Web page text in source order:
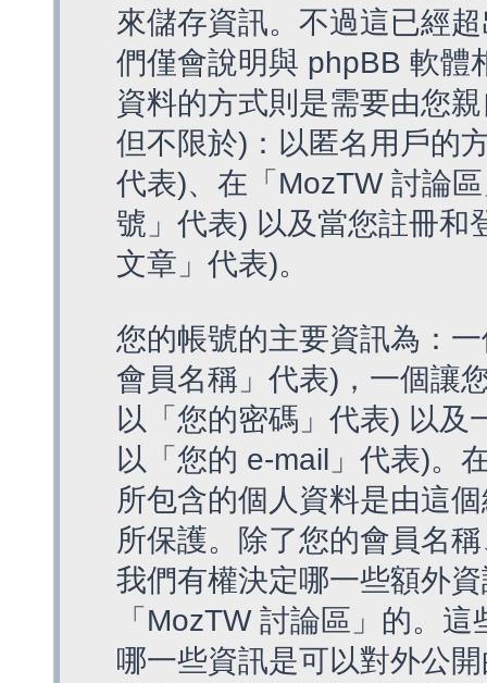
來儲存資訊。不過這已經
們僅會說明與 phpBB 軟體
資料的方式則是需要由您
但不限於)：以匿名用戶的
代表)、在「MozTW 討論
號」代表) 以及當您註冊和
文章」代表)。
您的帳號的主要資訊為：
會員名稱」代表)，一個讓
以「您的密碼」代表) 以及
以「您的 e-mail」代表)。
所包含的個人資料是由這
所保護。除了您的會員名
我們有權決定哪一些額外
「MozTW 討論區」的。
哪一些資訊是可以對外公